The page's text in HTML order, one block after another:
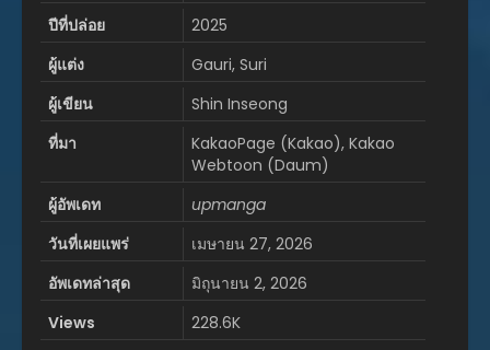
ปีที่ปล่อย
2025
ผู้แต่ง
Gauri, Suri
ผู้เขียน
Shin Inseong
ที่มา
KakaoPage (Kakao), Kakao
Webtoon (Daum)
ผู้อัพเดท
upmanga
วันที่เผยแพร่
เมษายน 27, 2026
อัพเดทล่าสุด
มิถุนายน 2, 2026
Views
228.6K